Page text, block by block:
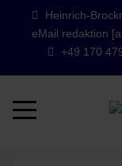
Heinrich-
eMail redaktion
+49 170
Mobile Menu